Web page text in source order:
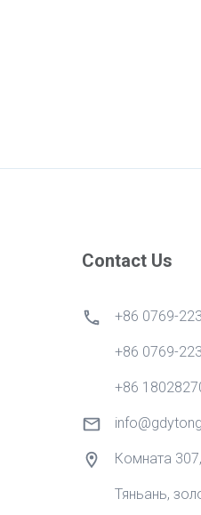
Contact Us
+86 0769-
+86 0769-
+86
Комната
Тяньань,